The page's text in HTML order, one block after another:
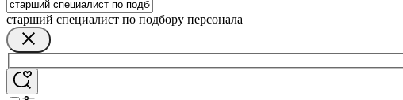
старший специалист по подбору персонала